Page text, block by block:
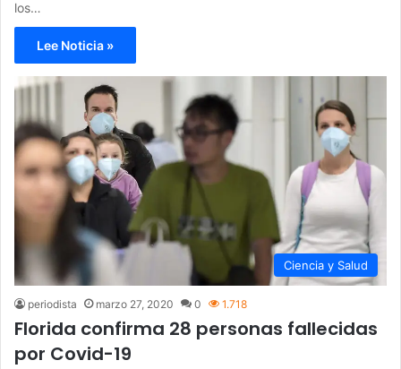
los…
Lee Noticia »
Ciencia y Salud
periodista marzo 27, 2020 0 1.718
Florida confirma 28 personas fallecidas
por Covid-19